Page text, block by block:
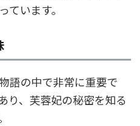
ています。
語の中で非常に重要で
り、芙蓉妃の秘密を知る